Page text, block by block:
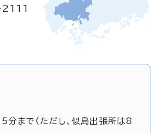
2111
まで（ただし、似島出張所は8